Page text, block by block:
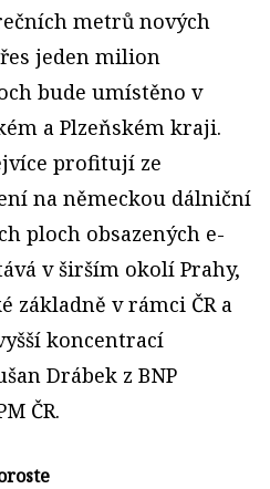
metrů nových
jeden milion
bude umístěno v
a Plzeňském kraji.
profitují ze
na německou dálniční
ploch obsazených e-
v širším okolí Prahy,
základně v rámci ČR a
koncentrací
Drábek z BNP
ČR.